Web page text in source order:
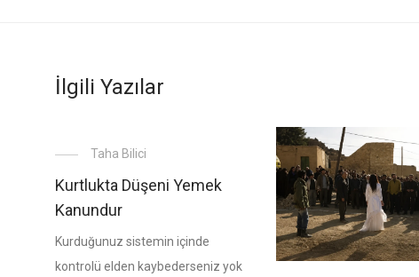
İlgili Yazılar
Taha Bilici
Kurtlukta Düşeni Yemek
Kanundur
Kurduğunuz sistemin içinde
kontrolü elden kaybederseniz yok